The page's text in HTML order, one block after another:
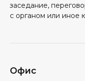
заседание,
с органом или иное
Офис